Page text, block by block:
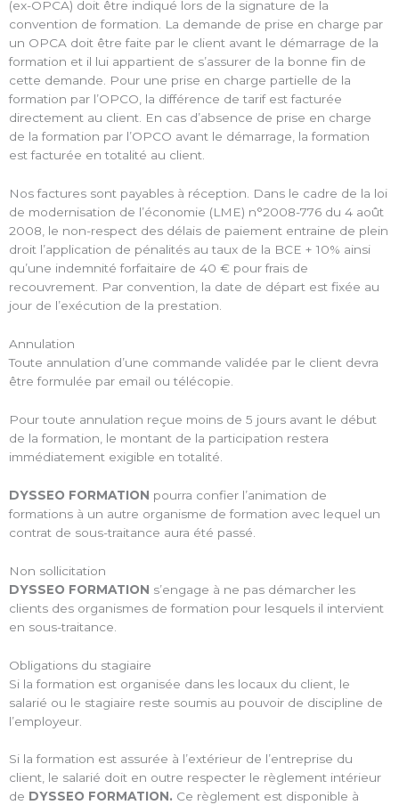
(ex-OPCA) doit être indiqué lors de la signature de la
convention de formation. La demande de prise en charge par
un OPCA doit être faite par le client avant le démarrage de la
formation et il lui appartient de s’assurer de la bonne fin de
cette demande. Pour une prise en charge partielle de la
formation par l’OPCO, la différence de tarif est facturée
directement au client. En cas d’absence de prise en charge
de la formation par l’OPCO avant le démarrage, la formation
est facturée en totalité au client.
Nos factures sont payables à réception. Dans le cadre de la loi
de modernisation de l’économie (LME) n°2008-776 du 4 août
2008, le non-respect des délais de paiement entraine de plein
droit l’application de pénalités au taux de la BCE + 10% ainsi
qu’une indemnité forfaitaire de 40 € pour frais de
recouvrement. Par convention, la date de départ est fixée au
jour de l’exécution de la prestation.
Annulation
Toute annulation d’une commande validée par le client devra
être formulée par email ou télécopie.
Pour toute annulation reçue moins de 5 jours avant le début
de la formation, le montant de la participation restera
immédiatement exigible en totalité.
DYSSEO FORMATION pourra confier l’animation de
formations à un autre organisme de formation avec lequel un
contrat de sous-traitance aura été passé.
Non sollicitation
DYSSEO FORMATION s’engage à ne pas démarcher les
clients des organismes de formation pour lesquels il intervient
en sous-traitance.
Obligations du stagiaire
Si la formation est organisée dans les locaux du client, le
salarié ou le stagiaire reste soumis au pouvoir de discipline de
l’employeur.
Si la formation est assurée à l’extérieur de l’entreprise du
client, le salarié doit en outre respecter le règlement intérieur
de DYSSEO FORMATION. Ce règlement est disponible à